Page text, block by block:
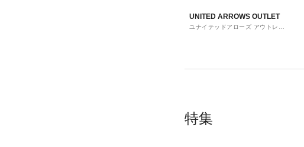
UNITED ARROWS OUTLET
ユナイテッドアローズ アウトレッ
特集